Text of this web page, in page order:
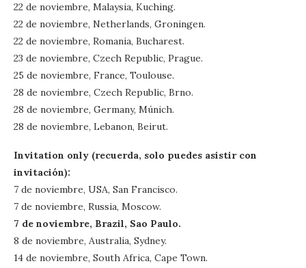
22 de noviembre, Malaysia, Kuching.
22 de noviembre, Netherlands, Groningen.
22 de noviembre, Romania, Bucharest.
23 de noviembre, Czech Republic, Prague.
25 de noviembre, France, Toulouse.
28 de noviembre, Czech Republic, Brno.
28 de noviembre, Germany, Múnich.
28 de noviembre, Lebanon, Beirut.
Invitation only (recuerda, solo puedes asistir con
invitación):
7 de noviembre, USA, San Francisco.
7 de noviembre, Russia, Moscow.
7 de noviembre, Brazil, Sao Paulo.
8 de noviembre, Australia, Sydney.
14 de noviembre, South Africa, Cape Town.